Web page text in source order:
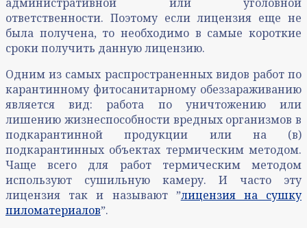
ответственности. Поэтому если лицензия еще не
была получена, то необходимо в самые короткие
сроки получить данную лицензию.
Одним из самых распространенных видов работ по
карантинному фитосанитарному обеззараживанию
является вид: работа по уничтожению или
лишению жизнеспособности вредных организмов в
подкарантинной продукции или на (в)
подкарантинных объектах термическим методом.
Чаще всего для работ термическим методом
используют сушильную камеру. И часто эту
лицензия так и называют ˮлицензия на сушку
пиломатериаловˮ.